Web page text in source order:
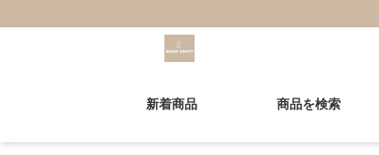
新着商品 商品を検索